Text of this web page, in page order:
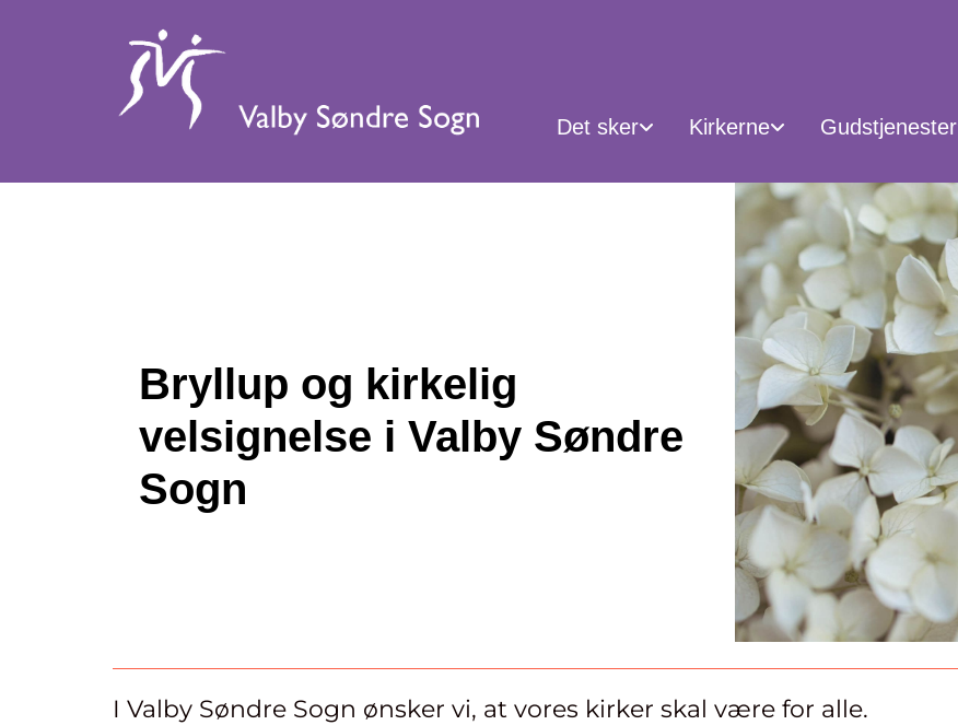
Det sker Kirkerne Gudstjenester
Bryllup og kirkelig
velsignelse i Valby Søndre
Sogn
I Valby Søndre Sogn ønsker vi, at vores kirker skal være for alle.